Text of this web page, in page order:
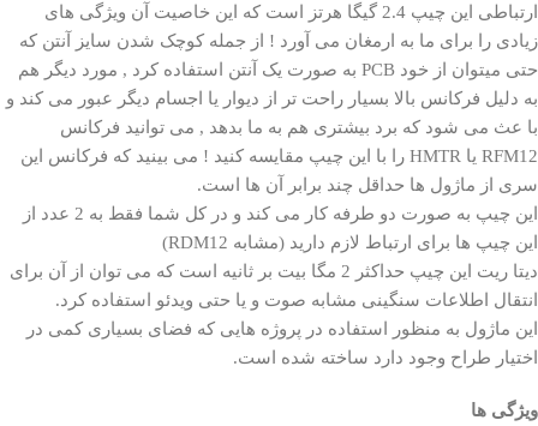
ارتباطی این چیپ 2.4 گیگا هرتز است که این خاصیت آن ویژگی های
زیادی را برای ما به ارمغان می آورد ! از جمله کوچک شدن سایز آنتن که
حتی میتوان از خود PCB به صورت یک آنتن استفاده کرد , مورد دیگر هم
به دلیل فرکانس بالا بسیار راحت تر از دیوار یا اجسام دیگر عبور می کند و
با عث می شود که برد بیشتری هم به ما بدهد , می توانید فرکانس
RFM12 یا HMTR را با این چیپ مقایسه کنید ! می بینید که فرکانس این
سری از ماژول ها حداقل چند برابر آن ها است.
این چیپ به صورت دو طرفه کار می کند و در کل شما فقط به 2 عدد از
این چیپ ها برای ارتباط لازم دارید (مشابه RDM12)
دیتا ریت این چیپ حداکثر 2 مگا بیت بر ثانیه است که می توان از آن برای
انتقال اطلاعات سنگینی مشابه صوت و یا حتی ویدئو استفاده کرد.
این ماژول به منظور استفاده در پروژه هایی که فضای بسیاری کمی در
اختیار طراح وجود دارد ساخته شده است.
ویژگی ها